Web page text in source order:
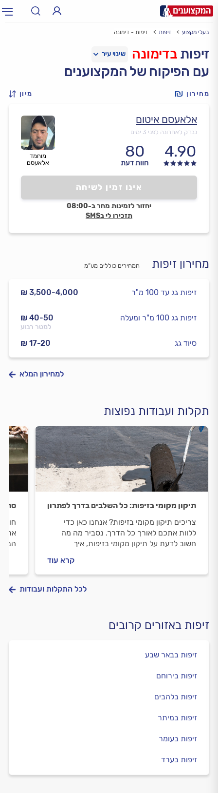
עירעיר: תל אביב, חיפה…
בעלי מקצוע זיפות זיפות - דימונה
זיפות בדימונה
עם הפיקוח של המקצוענים
מחירון מיון
מוחמד
אלאעסם
אלאעסם איטום
נבדק לאחרונה לפני 3 ימים
4.90
80
חוות דעת
אינו זמין לשיחה
יחזור לזמינות מחר ב-08:00
תזכירו לי בSMS
מחירון זיפות המחירים כוללים מע”מ
₪ 3,500-4,000 זיפות גג עד 100 מ"ר
₪ 40-50
למטר רבוע
זיפות גג 100 מ"ר ומעלה
₪ 17-20 סיוד גג
למחירון המלא
תקלות ועבודות נפוצות
תיקון מקומי בזיפות: כל השלבים בדרך לפתרון
צריכים תיקון מקומי בזיפות? אנחנו כאן כדי
ללוות אתכם לאורך כל הדרך. נסביר מה מה
חשוב לדעת על תיקון מקומי בזיפות, איך
קרא עוד
לכל התקלות ועבודות
זיפות באזורים קרובים
זיפות בבאר שבע
זיפות בירוחם
זיפות בלהבים
זיפות במיתר
זיפות בעומר
זיפות בערד